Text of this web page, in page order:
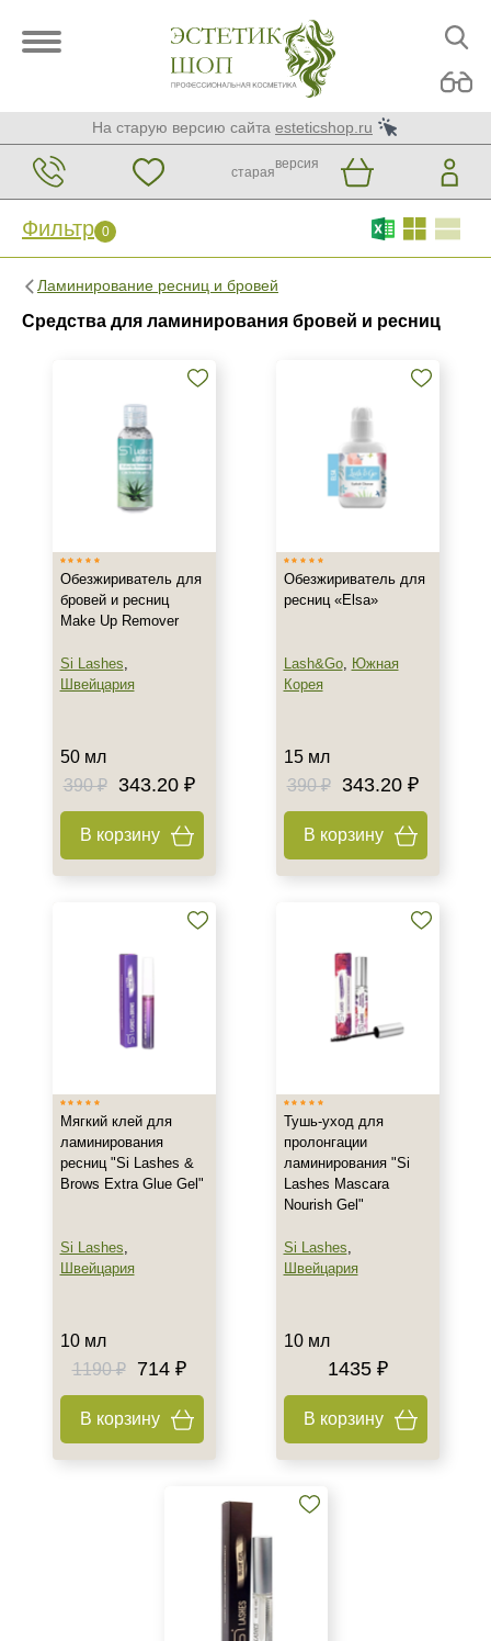
На старую версию сайта esteticshop.ru
старая
версия
Фильтр 0
Ламинирование ресниц и бровей
Средства для ламинирования бровей и ресниц
Фильтр 0
Швейцария
Южная Корея
Тип товара
Клей
Обезжириватель
Объём
10 мл
15 мл
Показать еще
Обезжириватель для
бровей и ресниц
Make Up Remover
Si Lashes,
Швейцария
50 мл
390 ₽
343.20 ₽
В корзину
Обезжириватель для
ресниц «Elsa»
Lash&Go, Южная
Корея
15 мл
390 ₽
343.20 ₽
В корзину
Мягкий клей для
ламинирования
ресниц "Si Lashes &
Brows Extra Glue Gel"
Si Lashes,
Швейцария
10 мл
1190 ₽
714 ₽
В корзину
Тушь-уход для
пролонгации
ламинирования "Si
Lashes Mascara
Nourish Gel"
Si Lashes,
Швейцария
10 мл
1435 ₽
В корзину